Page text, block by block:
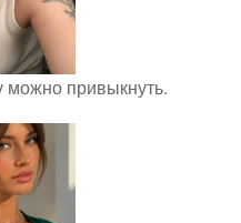
можно привыкнуть.